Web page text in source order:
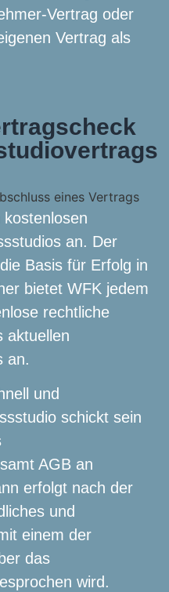
Vertrag oder
Vertrag als
an. Der
Basis für Erfolg in
bietet WFK jedem
rechtliche
aktuellen
an.
und
schickt sein
AGB an
erfolgt nach der
und
einem der
das
wird.